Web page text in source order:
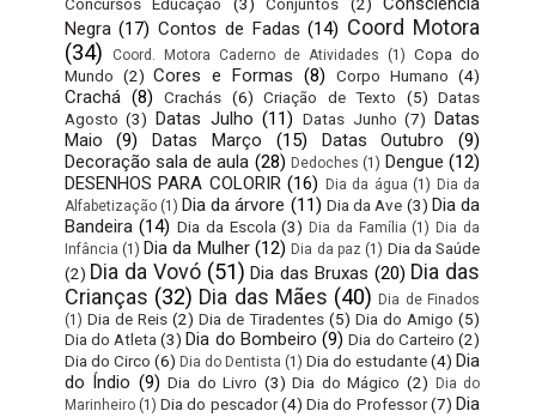
Concursos Educação
(3) Conjuntos (2)
Negra (17) Contos de Fadas (14) Coord Motora
(34)
Coord. Motora Caderno de Atividades (1) Copa do
Mundo (2) Cores e Formas (8) Corpo Humano (4)
Crachá (8) Crachás (6) Criação de Texto (5) Datas
Agosto (3) Datas Julho (11) Datas Junho (7)
Datas
Maio
(9) Datas Março (15) Datas Outubro
(9)
Decoração sala de aula (28) Dedoches (1) Dengue (12)
DESENHOS PARA COLORIR (16) Dia da água (1) Dia da
Alfabetização (1) Dia da árvore (11) Dia da Ave (3) Dia da
Bandeira (14) Dia da Escola (3) Dia da Família (1) Dia da
Infância (1) Dia da Mulher (12) Dia da paz (1) Dia da Saúde
(2) Dia da Vovó (51) Dia das Bruxas (20) Dia das
Crianças (32) Dia das Mães (40) Dia de Finados
(1) Dia de Reis (2) Dia de Tiradentes (5) Dia do Amigo (5)
Dia do Atleta (3) Dia do Bombeiro (9) Dia do Carteiro (2)
Dia do Circo (6) Dia do Dentista (1) Dia do estudante(4) Dia
do Índio (9) Dia do Livro (3) Dia do Mágico (2)
Dia do
Marinheiro (1) Dia do pescador (4) Dia do Professor (7) Dia